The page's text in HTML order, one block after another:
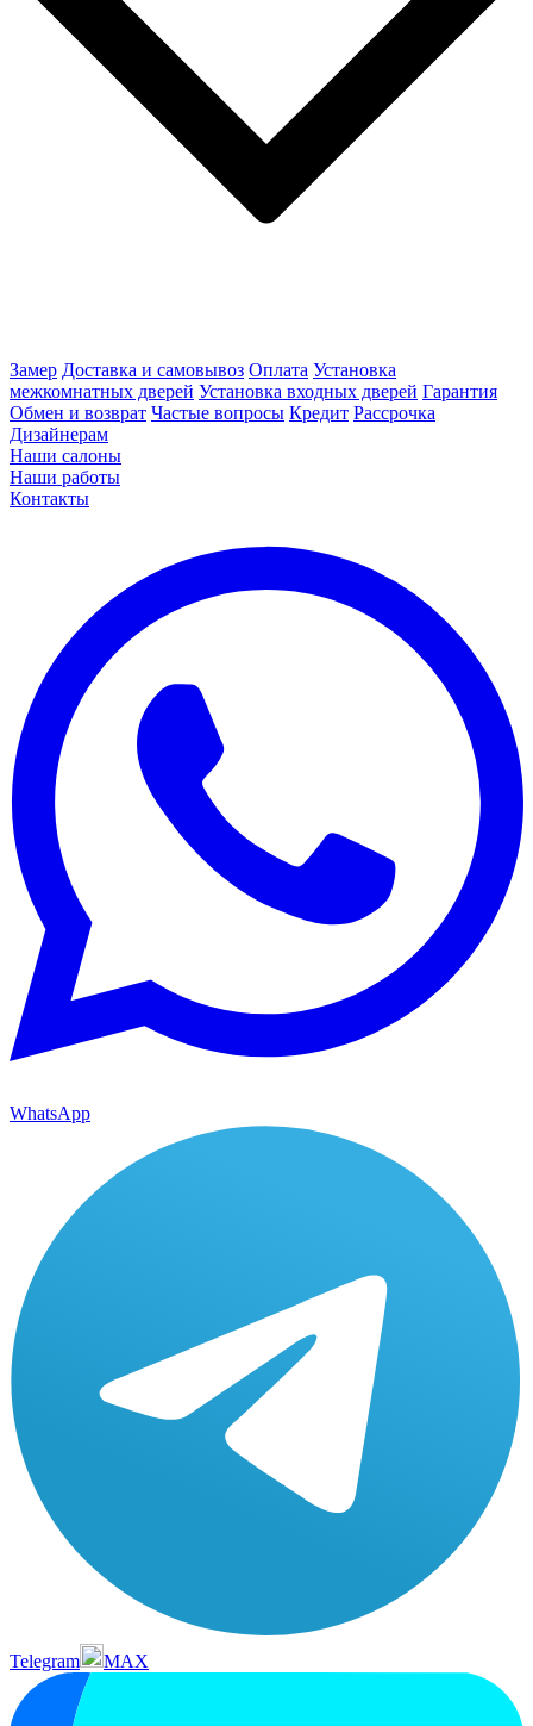
Замер Доставка и самовывоз Оплата Установка
межкомнатных дверей Установка входных дверей Гарантия
Обмен и возврат Частые вопросы Кредит Рассрочка
Дизайнерам
Наши салоны
Наши работы
Контакты
WhatsApp
Telegram MAX